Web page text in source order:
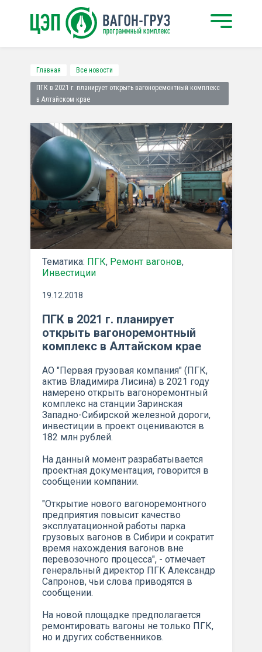
Главная Все новости
ПГК в 2021 г. планирует открыть вагоноремонтный комплекс
в Алтайском крае
Тематика: ПГК, Ремонт вагонов,
Инвестиции
19.12.2018
ПГК в 2021 г. планирует
открыть вагоноремонтный
комплекс в Алтайском крае
АО "Первая грузовая компания" (ПГК,
актив Владимира Лисина) в 2021 году
намерено открыть вагоноремонтный
комплекс на станции Заринская
Западно-Сибирской железной дороги,
инвестиции в проект оцениваются в
182 млн рублей.
На данный момент разрабатывается
проектная документация, говорится в
сообщении компании.
"Открытие нового вагоноремонтного
предприятия повысит качество
эксплуатационной работы парка
грузовых вагонов в Сибири и сократит
время нахождения вагонов вне
перевозочного процесса", - отмечает
генеральный директор ПГК Александр
Сапронов, чьи слова приводятся в
сообщении.
На новой площадке предполагается
ремонтировать вагоны не только ПГК,
но и других собственников.